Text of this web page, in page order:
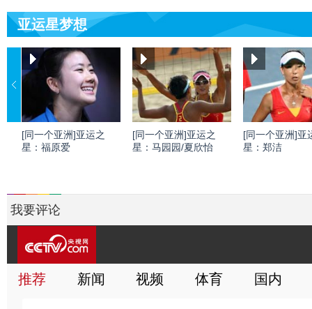
亚运星梦想
[同一个亚洲]亚运之
星：福原爱
[同一个亚洲]亚运之
星：马园园/夏欣怡
[同一个亚洲]亚
星：郑洁
我要评论